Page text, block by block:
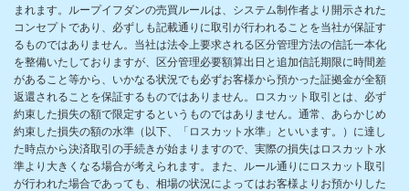
まれます。ループイフダンの売買ルールは、システム制作者より開示された
コンセプトであり、必ずしも記載通りに取引が行われることを当社が保証す
るものではありません。当社は法令上要求される区分管理方法の信託一本化
を整備いたしておりますが、区分管理必要額算出日と追加信託期限に時間差
があること等から、いかなる状況でも必ずお客様から預かった証拠金が全額
返還されることを保証するものではありません。ロスカット取引とは、必ず
約束した損失の額で限定するというものではありません。通常、あらかじめ
約束した損失の額の水準（以下、「ロスカット水準」といいます。）に達し
た時点から決済取引の手続きが始まりますので、実際の損失はロスカット水
準より大きくなる場合が考えられます。また、ルール通りにロスカット取引
が行われた場合であっても、相場の状況によってはお客様よりお預かりした